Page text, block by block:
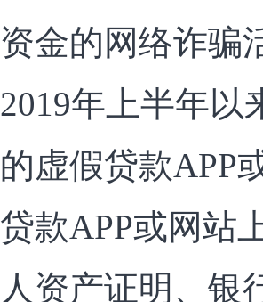
资金的网络诈骗
2019年上半年以
的虚假贷款APP
贷款APP或网站
人资产证明、银